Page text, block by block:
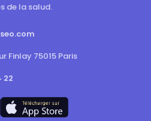
de la salud.
Finlay 75015 Paris
22